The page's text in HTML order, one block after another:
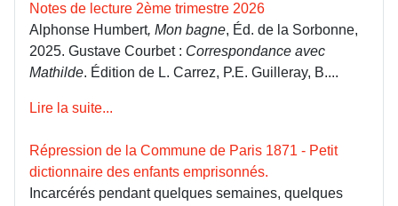
Notes de lecture 2ème trimestre 2026
Alphonse Humbert, Mon bagne, Éd. de la Sorbonne,
2025. Gustave Courbet : Correspondance avec
Mathilde. Édition de L. Carrez, P.E. Guilleray, B....
Lire la suite...
Répression de la Commune de Paris 1871 - Petit
dictionnaire des enfants emprisonnés.
Incarcérés pendant quelques semaines, quelques